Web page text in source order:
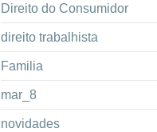
Direito do Consumidor
direito trabalhista
Familia
mar_8
novidades